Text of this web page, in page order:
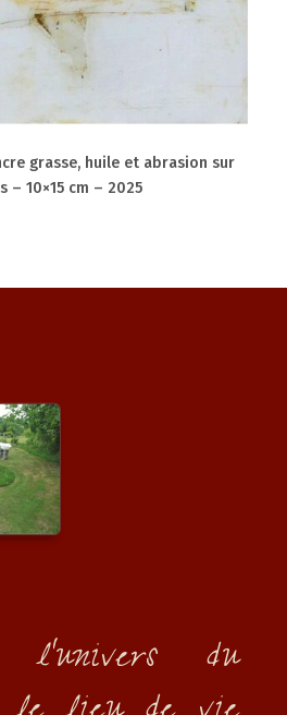
grasse, huile et abrasion sur
– 10×15 cm – 2025
l’univers du